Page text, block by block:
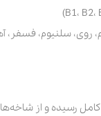
روی، سلنیوم،
کامل رسیده و از